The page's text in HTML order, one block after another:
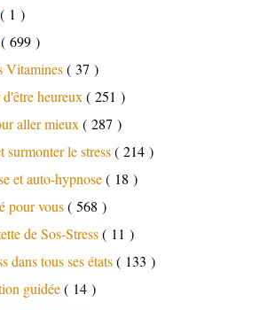
( 1 )
( 699 )
Vitamines( 37 )
heureux( 251 )
aller mieux( 287 )
surmonter le stress( 214 )
et auto-hypnose( 18 )
pour vous( 568 )
de Sos-Stress( 11 )
dans tous ses états( 133 )
guidée( 14 )